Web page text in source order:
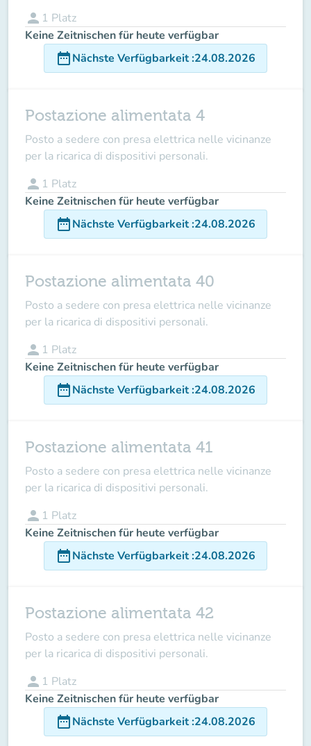
person 1 Platz
Keine Zeitnischen für heute verfügbar
date_rangeNächste Verfügbarkeit:24.08.2026
Postazione alimentata 4
Posto a sedere con presa elettrica nelle vicinanze
per la ricarica di dispositivi personali.
person 1 Platz
Keine Zeitnischen für heute verfügbar
date_rangeNächste Verfügbarkeit:24.08.2026
Postazione alimentata 40
Posto a sedere con presa elettrica nelle vicinanze
per la ricarica di dispositivi personali.
person 1 Platz
Keine Zeitnischen für heute verfügbar
date_rangeNächste Verfügbarkeit:24.08.2026
Postazione alimentata 41
Posto a sedere con presa elettrica nelle vicinanze
per la ricarica di dispositivi personali.
person 1 Platz
Keine Zeitnischen für heute verfügbar
date_rangeNächste Verfügbarkeit:24.08.2026
Postazione alimentata 42
Posto a sedere con presa elettrica nelle vicinanze
per la ricarica di dispositivi personali.
person 1 Platz
Keine Zeitnischen für heute verfügbar
date_rangeNächste Verfügbarkeit:24.08.2026